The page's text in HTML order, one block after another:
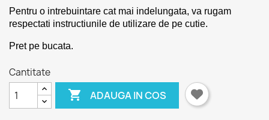
Pentru o intrebuintare cat mai indelungata, va rugam
respectati instructiunile de utilizare de pe cutie.
Pret pe bucata.
Cantitate
 ADAUGA IN COS